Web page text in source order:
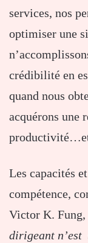
services, nos
optimiser une
crédibilité en
quand nous
acquérons une
productivité…et
Les capacités
compétence,
Victor K.
dirigeant n’est